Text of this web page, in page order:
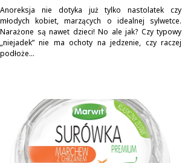
Anoreksja nie dotyka już tylko nastolatek czy
młodych kobiet, marzących o idealnej sylwetce.
Narażone są nawet dzieci! No ale jak? Czy typowy
„niejadek” nie ma ochoty na jedzenie, czy raczej
podłoże...